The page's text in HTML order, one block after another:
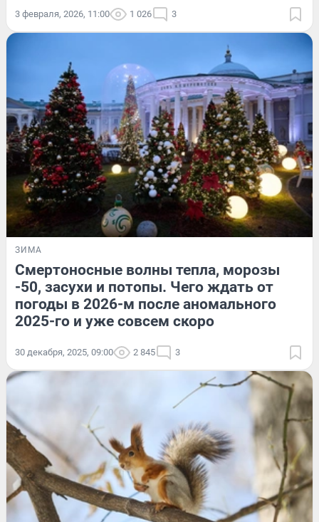
3 февраля, 2026, 11:00 1 026 3
ЗИМА
Смертоносные волны тепла, морозы
-50, засухи и потопы. Чего ждать от
погоды в 2026-м после аномального
2025-го и уже совсем скоро
30 декабря, 2025, 09:00 2 845 3